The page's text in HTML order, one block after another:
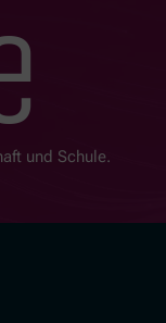
und Schule.